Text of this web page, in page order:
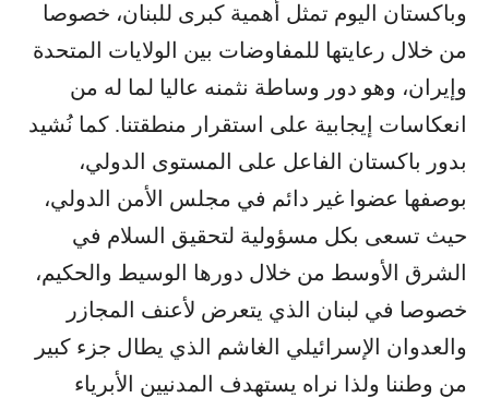
وباكستان اليوم تمثل أهمية كبرى للبنان، خصوصا
من خلال رعايتها للمفاوضات بين الولايات المتحدة
وإيران، وهو دور وساطة نثمنه عاليا لما له من
انعكاسات إيجابية على استقرار منطقتنا. كما نُشيد
بدور باكستان الفاعل على المستوى الدولي،
بوصفها عضوا غير دائم في مجلس الأمن الدولي،
حيث تسعى بكل مسؤولية لتحقيق السلام في
الشرق الأوسط من خلال دورها الوسيط والحكيم،
خصوصا في لبنان الذي يتعرض لأعنف المجازر
والعدوان الإسرائيلي الغاشم الذي يطال جزء كبير
من وطننا ولذا نراه يستهدف المدنيين الأبرياء